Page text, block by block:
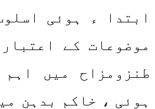
ابتدا ء ہوئی
موضوعات کے
طنزومزاح میں
ہوئی ، خاکم بدہن